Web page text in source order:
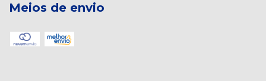
Meios de envio